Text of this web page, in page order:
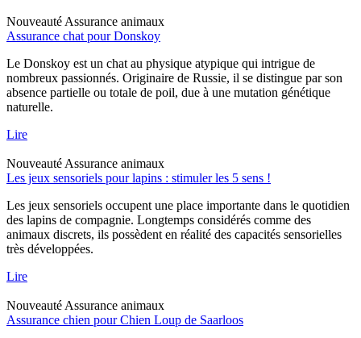
Nouveauté Assurance animaux
Assurance chat pour Donskoy
Le Donskoy est un chat au physique atypique qui intrigue de
nombreux passionnés. Originaire de Russie, il se distingue par son
absence partielle ou totale de poil, due à une mutation génétique
naturelle.
Lire
Nouveauté Assurance animaux
Les jeux sensoriels pour lapins : stimuler les 5 sens !
Les jeux sensoriels occupent une place importante dans le quotidien
des lapins de compagnie. Longtemps considérés comme des
animaux discrets, ils possèdent en réalité des capacités sensorielles
très développées.
Lire
Nouveauté Assurance animaux
Assurance chien pour Chien Loup de Saarloos